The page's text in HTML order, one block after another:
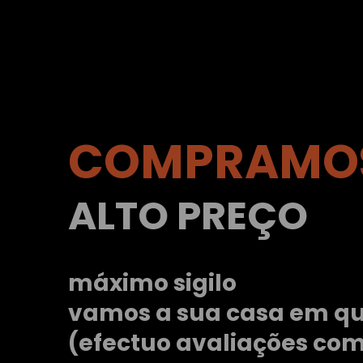
ALTO PREÇO
máximo sigilo
vamos a sua casa em
(efectuo avaliações